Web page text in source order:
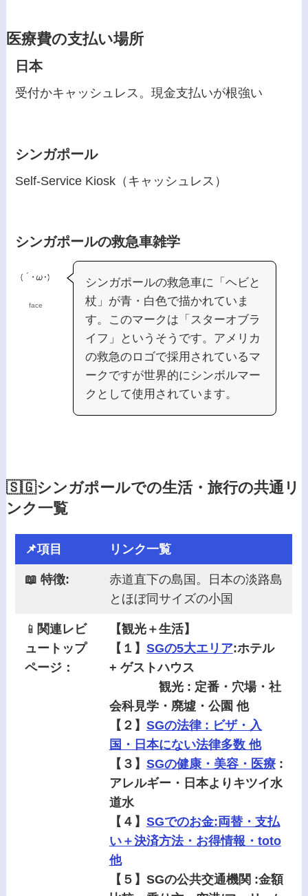
医療費の支払い場所
日本
受付かキャッシュレス。現金支払いが根強い
シンガポール
Self-Service Kiosk（キャッシュレス）
シンガポールの救急車雑学
face
シンガポールの救急車に「ヘビと
杖」が青・白色で描かれていま
す。このマークは「スターオブラ
イフ」というそうです。アメリカ
の救急のロゴで採用されているマ
ークですが世界的にシンボルマー
クとして使用されています。
🇸🇬シンガポールでの生活・旅行の共通リ
ンク一覧
📌項目 リンク一覧
📖 特徴:
赤道直下の島国。日本の淡路島
とほぼ同サイズの小国
📱 関連レビ
ュートップ
ページ：
【観光＋生活】
【１】 SGの5大エリア:ホテル
+ ゲストハウス
観光 : 定番・穴場・社
会科見学・廃墟・公園 他
【２】 SGの法律 : ビザ・入
国・日本にない法律多数 他
【３】 SGの健康・美容・医療:
アレルギー・日本よりキツイ水
道水
【４】 SGでのお金:両替・支払
い＋決済方法・お得情報・toto
他
【５】SGの公共交通機関 :金額